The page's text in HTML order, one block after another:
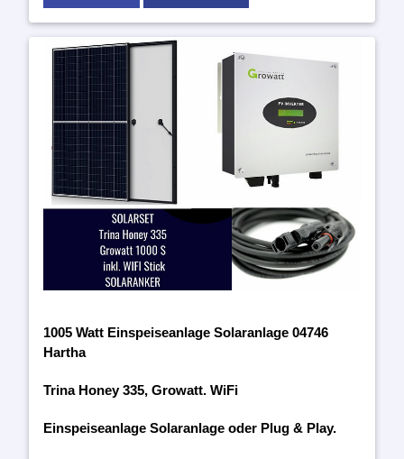
1005 Watt Einspeiseanlage Solaranlage 04746
Hartha
Trina Honey 335, Growatt. WiFi
Einspeiseanlage Solaranlage oder Plug & Play.